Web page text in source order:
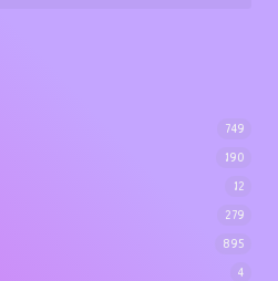
749
190
12
279
895
4